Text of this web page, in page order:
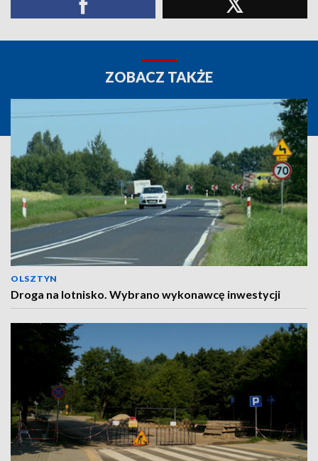
ZOBACZ TAKŻE
OLSZTYN
Droga na lotnisko. Wybrano wykonawcę inwestycji